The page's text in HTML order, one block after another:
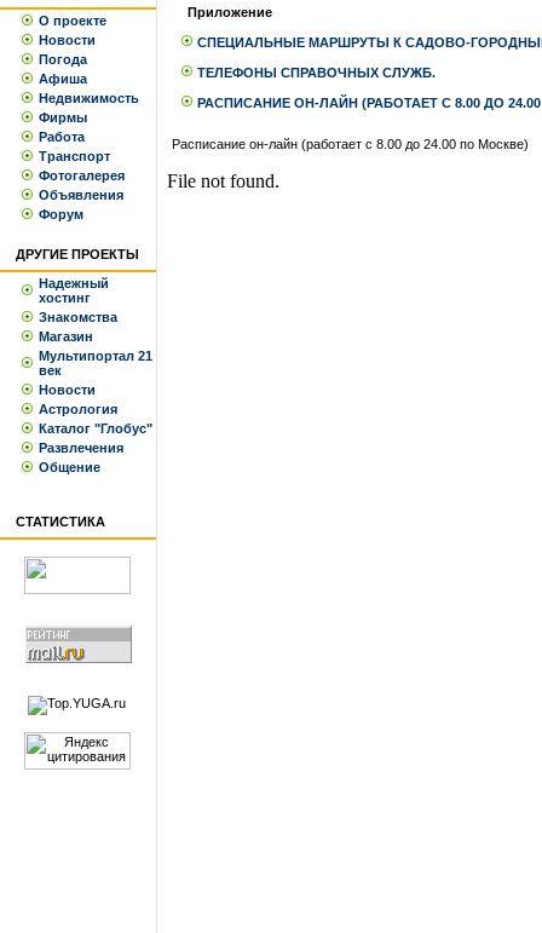
О проекте
Новости
Погода
Афиша
Недвижимость
Фирмы
Работа
Транспорт
Фотогалерея
Объявления
Форум
ДРУГИЕ ПРОЕКТЫ
Надежный
хостинг
Знакомства
Магазин
Мультипортал 21
век
Новости
Астрология
Каталог "Глобус"
Развлечения
Общение
СТАТИСТИКА
Приложение
СПЕЦИАЛЬНЫЕ МАРШРУТЫ К САДОВО-
ТЕЛЕФОНЫ СПРАВОЧНЫХ СЛУЖБ.
РАСПИСАНИЕ ОН-ЛАЙН (РАБОТАЕТ С 8.00 ДО
Расписание он-лайн (работает с 8.00 до 24.00 по Москве)